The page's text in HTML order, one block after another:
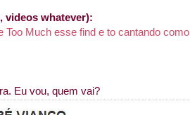
videos whatever):
Too Much esse find e to cantando como
Eu vou, quem vai?